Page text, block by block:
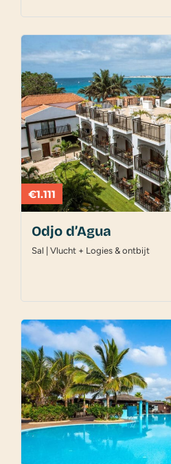
€1.111
Odjo d’Agua
Sal | Vlucht + Logies & ontbijt